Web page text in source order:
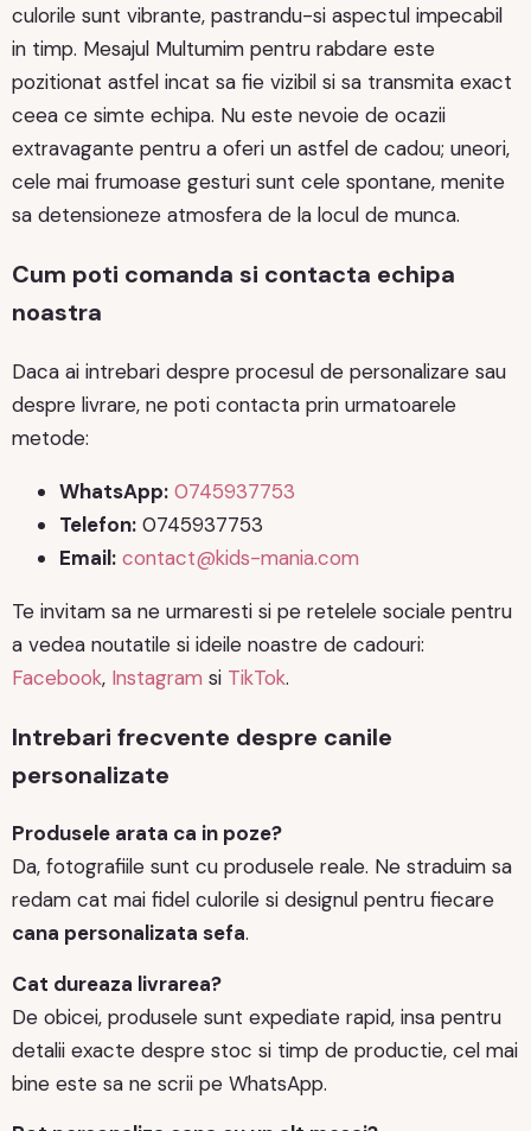
culorile sunt vibrante, pastrandu-si aspectul impecabil
in timp. Mesajul Multumim pentru rabdare este
pozitionat astfel incat sa fie vizibil si sa transmita exact
ceea ce simte echipa. Nu este nevoie de ocazii
extravagante pentru a oferi un astfel de cadou; uneori,
cele mai frumoase gesturi sunt cele spontane, menite
sa detensioneze atmosfera de la locul de munca.
Cum poti comanda si contacta echipa
noastra
Daca ai intrebari despre procesul de personalizare sau
despre livrare, ne poti contacta prin urmatoarele
metode:
WhatsApp: 0745937753
Telefon: 0745937753
Email: contact@kids-mania.com
Te invitam sa ne urmaresti si pe retelele sociale pentru
a vedea noutatile si ideile noastre de cadouri:
Facebook, Instagram si TikTok.
Intrebari frecvente despre canile
personalizate
Produsele arata ca in poze?
Da, fotografiile sunt cu produsele reale. Ne straduim sa
redam cat mai fidel culorile si designul pentru fiecare
cana personalizata sefa.
Cat dureaza livrarea?
De obicei, produsele sunt expediate rapid, insa pentru
detalii exacte despre stoc si timp de productie, cel mai
bine este sa ne scrii pe WhatsApp.